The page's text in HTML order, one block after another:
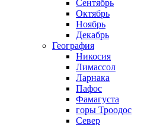
Сентябрь
Октябрь
Ноябрь
Декабрь
География
Никосия
Лимассол
Ларнака
Пафос
Фамагуста
горы Троодос
Север